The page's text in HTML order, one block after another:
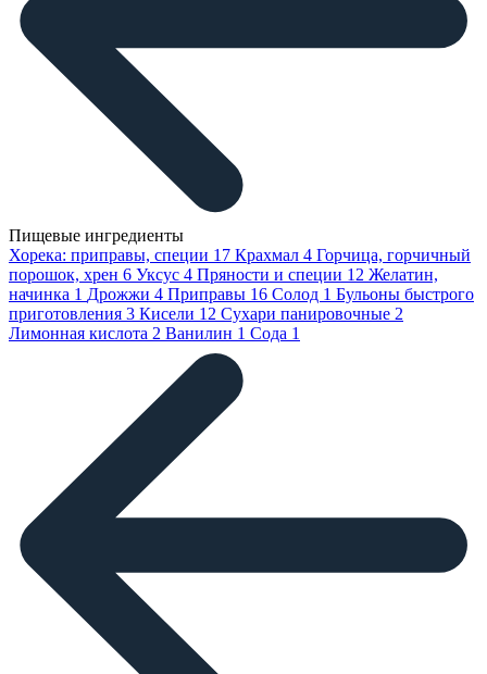
Пищевые ингредиенты
Хорека: приправы, специи 17 Крахмал 4 Горчица, горчичный
порошок, хрен 6 Уксус 4 Пряности и специи 12 Желатин,
начинка 1 Дрожжи 4 Приправы 16 Солод 1 Бульоны быстрого
приготовления 3 Кисели 12 Сухари панировочные 2
Лимонная кислота 2 Ванилин 1 Сода 1